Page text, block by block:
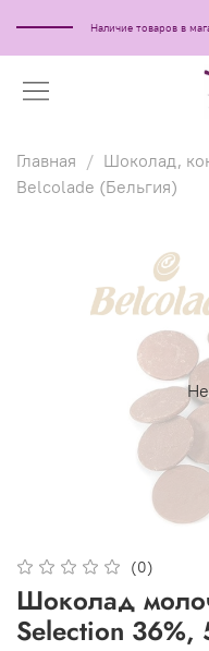
Наличие товаров в
Главная
Шоколад,
Belcolade (Бельгия)
(0)
Шоколад
Selection 36%,